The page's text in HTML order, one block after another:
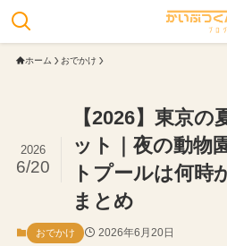
ホーム おでかけ
【2026】東京
ット｜夜の動物
トプールは何時
まとめ
2026
6/20
おでかけ 2026年6月20日